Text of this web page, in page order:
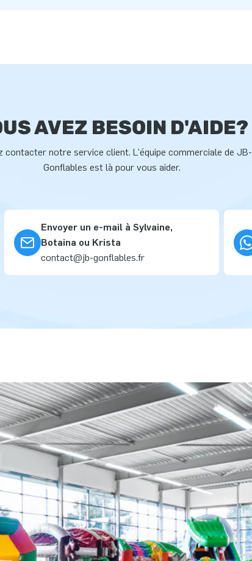
AVEZ BESOIN D'AIDE?
contacter notre service client. L'équipe commerciale de JB-
Gonflables est là pour vous aider.
Envoyer un e-mail à Sylvaine,
Botaina ou Krista
contact@jb-gonflables.fr